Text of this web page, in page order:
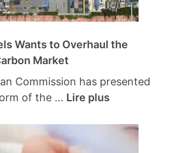
Wants to Overhaul the
Market
Commission has presented
of the ... Lire plus